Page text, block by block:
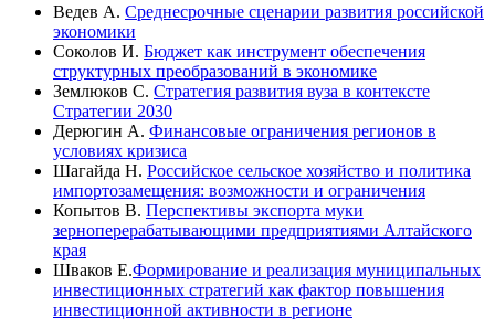
Ведев А. Среднесрочные сценарии развития российской
экономики
Соколов И. Бюджет как инструмент обеспечения
структурных преобразований в экономике
Землюков С. Стратегия развития вуза в контексте
Стратегии 2030
Дерюгин А. Финансовые ограничения регионов в
условиях кризиса
Шагайда Н. Российское сельское хозяйство и политика
импортозамещения: возможности и ограничения
Копытов В. Перспективы экспорта муки
зерноперерабатывающими предприятиями Алтайского
края
Шваков Е.Формирование и реализация муниципальных
инвестиционных стратегий как фактор повышения
инвестиционной активности в регионе